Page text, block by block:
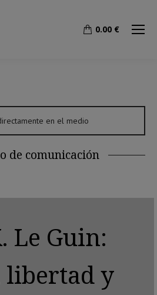
0.00 €
en el medio
de comunicación
Le Guin:
libertad y